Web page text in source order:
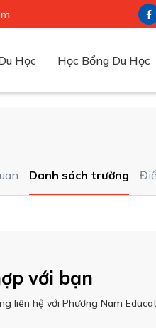
Học Học Bổng Du Học
Danh sách trường
với bạn
liên hệ với Phương Nam